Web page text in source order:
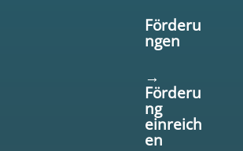
Förderu
ngen
→
Förderu
ng
einreich
en